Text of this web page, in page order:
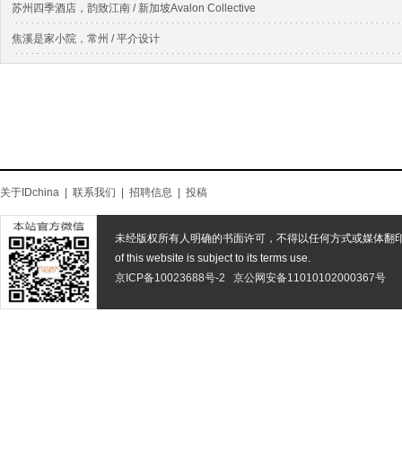
苏州四季酒店，韵致江南 / 新加坡Avalon Collective
焦溪是家小院，常州 / 平介设计
关于IDchina 联系我们 招聘信息 投稿
未经版权所有人明确的书面许可，不得以任何方式或媒体翻
of this website is subject to its terms use.
京ICP备10023688号-2
京公网安备11010102000367号